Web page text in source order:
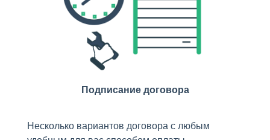
Подписание договора
Несколько вариантов договора с любым